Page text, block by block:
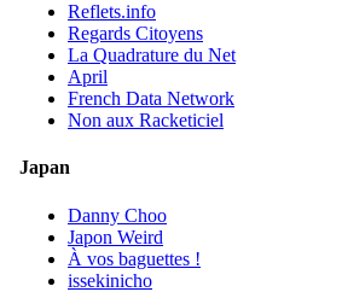
Reflets.info
Regards Citoyens
La Quadrature du Net
April
French Data Network
Non aux Racketiciel
Japan
Danny Choo
Japon Weird
À vos baguettes !
issekinicho